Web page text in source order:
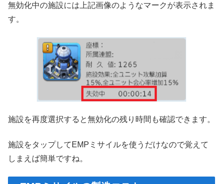
無効化中の施設には上記画像のようなマークが表示されま
す。
施設を再度選択すると無効化の残り時間も確認できます。
施設をタップしてEMPミサイルを使うだけなので覚えて
しまえば簡単ですね。